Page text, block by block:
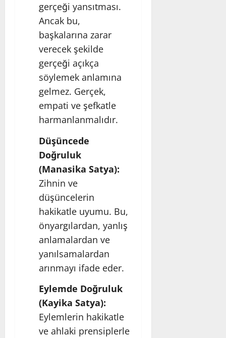
gerçeği yansıtması.
Ancak bu,
başkalarına zarar
verecek şekilde
gerçeği açıkça
söylemek anlamına
gelmez. Gerçek,
empati ve şefkatle
harmanlanmalıdır.
Düşüncede
Doğruluk
(Manasika Satya):
Zihnin ve
düşüncelerin
hakikatle uyumu. Bu,
önyargılardan, yanlış
anlamalardan ve
yanılsamalardan
arınmayı ifade eder.
Eylemde Doğruluk
(Kayika Satya):
Eylemlerin hakikatle
ve ahlaki prensiplerle